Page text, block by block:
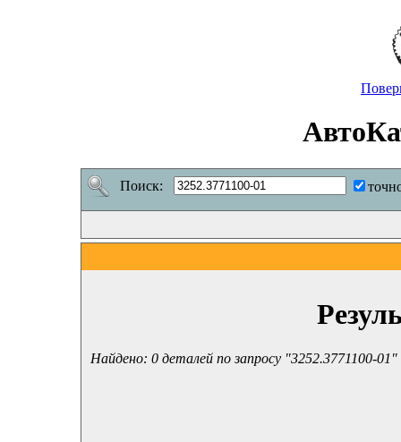
Поиск:
Найдено: 0 деталей по запросу "3252.3771100-01"